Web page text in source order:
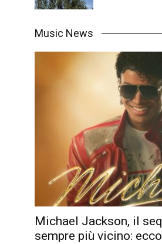
Music News
Michael Jackson, il
sempre più vicino: